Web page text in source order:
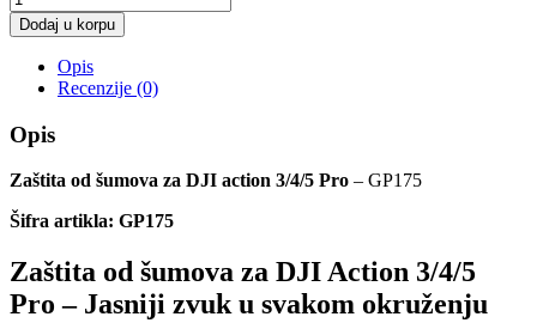
od
šumova
3/4/5
Pro/6
GP175
količina
Dodaj u korpu
Opis
Recenzije (0)
Opis
Zaštita od šumova za DJI action 3/4/5 Pro – GP175
Šifra artikla: GP175
Zaštita od šumova za DJI Action 3/4/5
Pro – Jasniji zvuk u svakom okruženju